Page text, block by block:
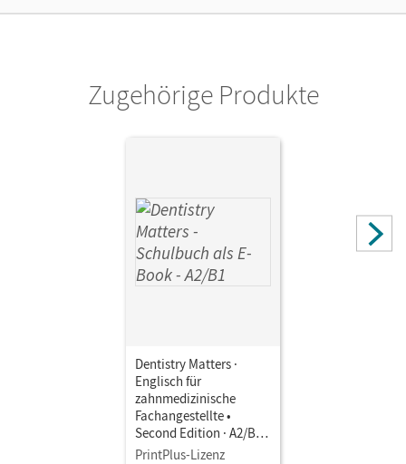
Cornelsen Verlag
Zugehörige Produkte
Dentistry Matters ·
Englisch für
zahnmedizinische
Fachangestellte •
Second Edition · A2/B1 •
Schulbuch als E-Book
PrintPlus-Lizenz